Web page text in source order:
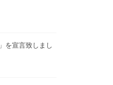
を宣言致しまし